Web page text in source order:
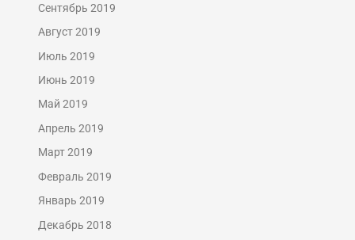
Сентябрь 2019
Август 2019
Июль 2019
Июнь 2019
Май 2019
Апрель 2019
Март 2019
Февраль 2019
Январь 2019
Декабрь 2018